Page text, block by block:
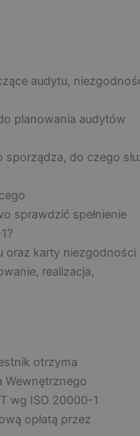
audytu,
planowania audytów
sporządza, do czego
sprawdzić spełnienie
oraz karty niezgodności
realizacja,
otrzyma
Wewnętrznego
wg ISO 20000-1
opłatą przez